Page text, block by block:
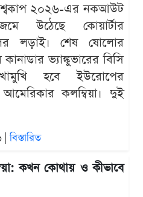
২০২৬-এর নকআউট
উঠেছে কোয়ার্টার
লড়াই। শেষ ষোলোর
ভ্যাঙ্কুভারের বিসি
হবে ইউরোপের
কলম্বিয়া। দুই
|বিস্তারিত
কখন কোথায় ও কীভাবে